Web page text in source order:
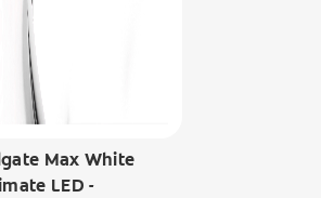
Max White
LED -